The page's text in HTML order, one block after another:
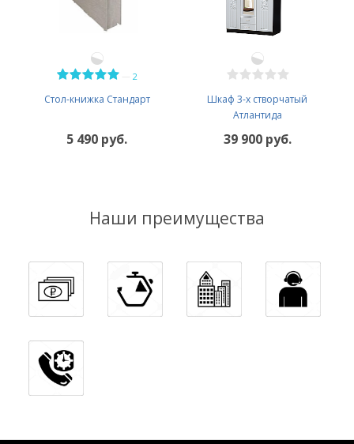
2
Стол-книжка Стандарт
5 490 руб.
Шкаф 3-х створчатый
Атлантида
39 900 руб.
Наши преимущества